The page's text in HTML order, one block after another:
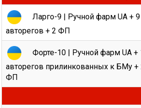
Ларго-9 | Ручной фарм UA + 9
авторегов + 2 ФП
Форте-10 | Ручной фарм UA +
авторегов прилинкованных к БМу +
ФП